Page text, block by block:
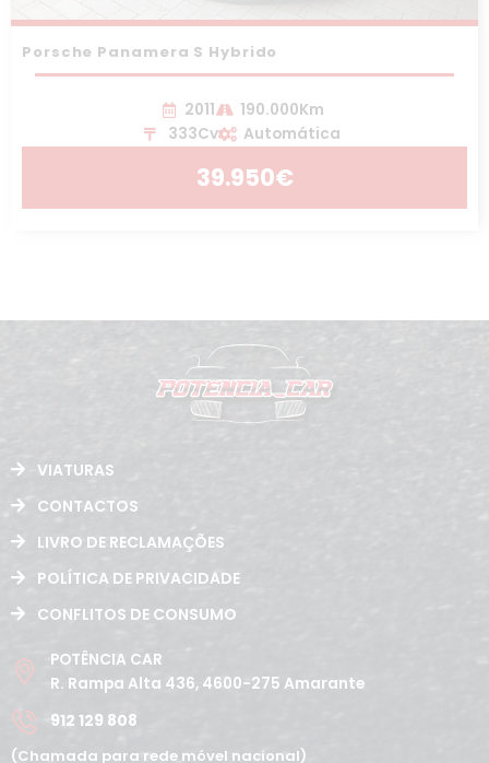
Porsche Panamera S Hybrido
2011
190.000Km
333Cv
Automática
39.950€
VIATURAS
CONTACTOS
LIVRO DE RECLAMAÇÕES
POLÍTICA DE PRIVACIDADE
CONFLITOS DE CONSUMO
POTÊNCIA CAR
R. Rampa Alta 436, 4600-275 Amarante
912 129 808
(Chamada para rede móvel nacional)